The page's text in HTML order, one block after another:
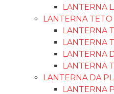
INTERRUPTORES